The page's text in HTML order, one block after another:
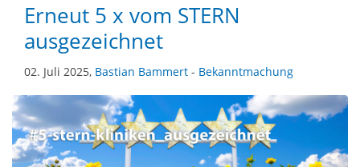
Erneut 5 x vom STERN
ausgezeichnet
02. Juli 2025, Bastian Bammert - Bekanntmachung